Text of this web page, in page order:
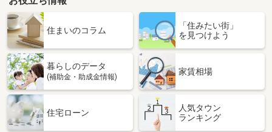
住まいのコラム
「住みたい街」
を見つけよう
暮らしのデータ
(補助金・助成金情報)
家賃相場
住宅ローン
人気タウン
ランキング